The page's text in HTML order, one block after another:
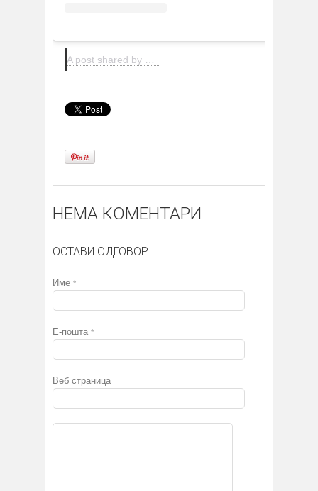
НЕМА КОМЕНТАРИ
ОСТАВИ ОДГОВОР
Име *
Е-пошта *
Веб страница